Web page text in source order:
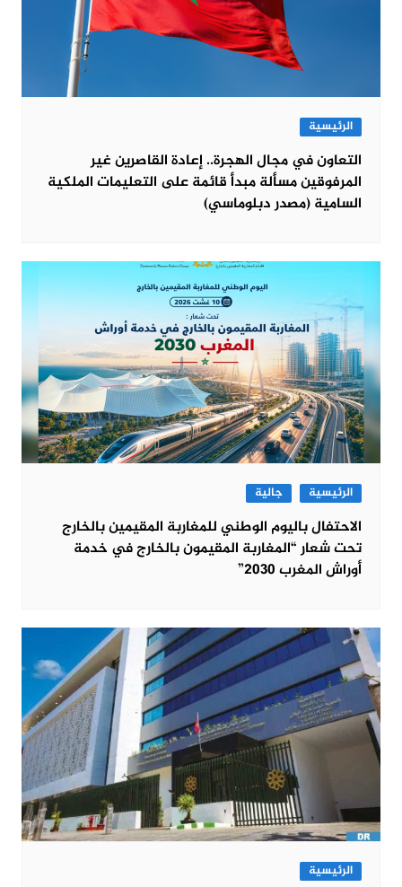
الرئيسية
التعاون في مجال الهجرة.. إعادة القاصرين غير
المرفوقين مسألة مبدأ قائمة على التعليمات الملكية
السامية (مصدر دبلوماسي)
الرئيسية جالية
الاحتفال باليوم الوطني للمغاربة المقيمين بالخارج
تحت شعار “المغاربة المقيمون بالخارج في خدمة
أوراش المغرب 2030”
الرئيسية